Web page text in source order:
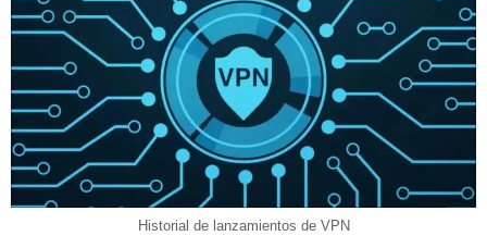
Historial de lanzamientos de VPN